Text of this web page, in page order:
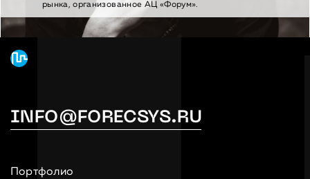
рынка, организованное АЦ «Форум».
INFO@FORECSYS.RU
Портфолио